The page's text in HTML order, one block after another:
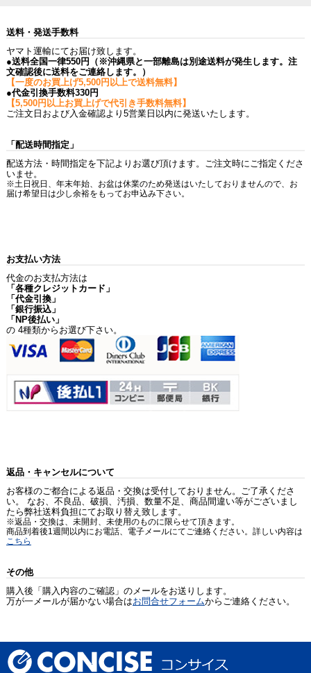
送料・発送手数料
ヤマト運輸にてお届け致します。
●送料全国一律550円（※沖縄県と一部離島は別途送料が発生します。注
文確認後に送料をご連絡します。）
【一度のお買上げ5,500円以上で送料無料】
●代金引換手数料330円
【5,500円以上お買上げで代引き手数料無料】
ご注文日および入金確認より5営業日以内に発送いたします。
「配送時間指定」
配送方法・時間指定を下記よりお選び頂けます。ご注文時にご指定くださ
いませ。
※土日祝日、年末年始、お盆は休業のため発送はいたしておりませんので、お
届け希望日は少し余裕をもってお申込み下さい。
お支払い方法
代金のお支払方法は
「各種クレジットカード」
「代金引換」
「銀行振込」
「NP後払い」
の 4種類からお選び下さい。
返品・キャンセルについて
お客様のご都合による返品・交換は受付しておりません。ご了承くださ
い。 なお、不良品、破損、汚損、数量不足、商品間違い等がございまし
たら弊社送料負担にてお取り替え致します。
※返品・交換は、未開封、未使用のものに限らせて頂きます。
商品到着後1週間以内にお電話、電子メールにてご連絡ください。詳しい内容は
こちら
その他
購入後「購入内容のご確認」のメールをお送りします。
万が一メールが届かない場合はお問合せフォームからご連絡ください。